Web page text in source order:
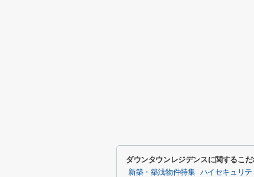
ダウンタウンレジデンスに関するこ
新築・築浅物件特集 ハイセキュリ